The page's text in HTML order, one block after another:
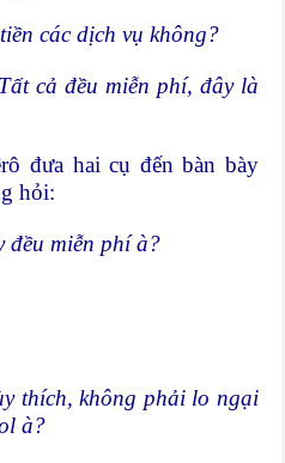
các dịch vụ không?
cả đều miễn phí, đây là
đưa hai cụ đến bàn bày
hỏi:
đều miễn phí à?
thích, không phải lo ngại
à?